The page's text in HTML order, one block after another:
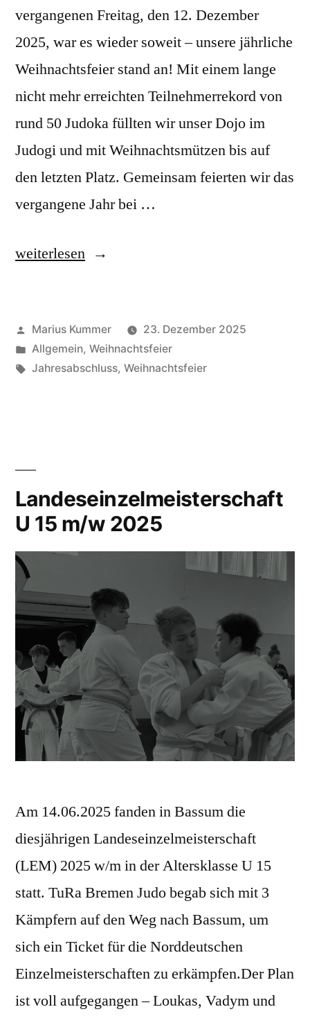
vergangenen Freitag, den 12. Dezember
2025, war es wieder soweit – unsere jährliche
Weihnachtsfeier stand an! Mit einem lange
nicht mehr erreichten Teilnehmerrekord von
rund 50 Judoka füllten wir unser Dojo im
Judogi und mit Weihnachtsmützen bis auf
den letzten Platz. Gemeinsam feierten wir das
vergangene Jahr bei …
„Weihnachtsfeier
weiterlesen
Veröffentlicht
von
Marius Kummer
23. Dezember 2025
Veröffentlicht
unter
Allgemein, Weihnachtsfeier
Schlagwörter:
Jahresabschluss, Weihnachtsfeier
Landeseinzelmeisterschaft
U 15 m/w 2025
Am 14.06.2025 fanden in Bassum die
diesjährigen Landeseinzelmeisterschaft
(LEM) 2025 w/m in der Altersklasse U 15
statt. TuRa Bremen Judo begab sich mit 3
Kämpfern auf den Weg nach Bassum, um
sich ein Ticket für die Norddeutschen
Einzelmeisterschaften zu erkämpfen.Der Plan
ist voll aufgegangen – Loukas, Vadym und